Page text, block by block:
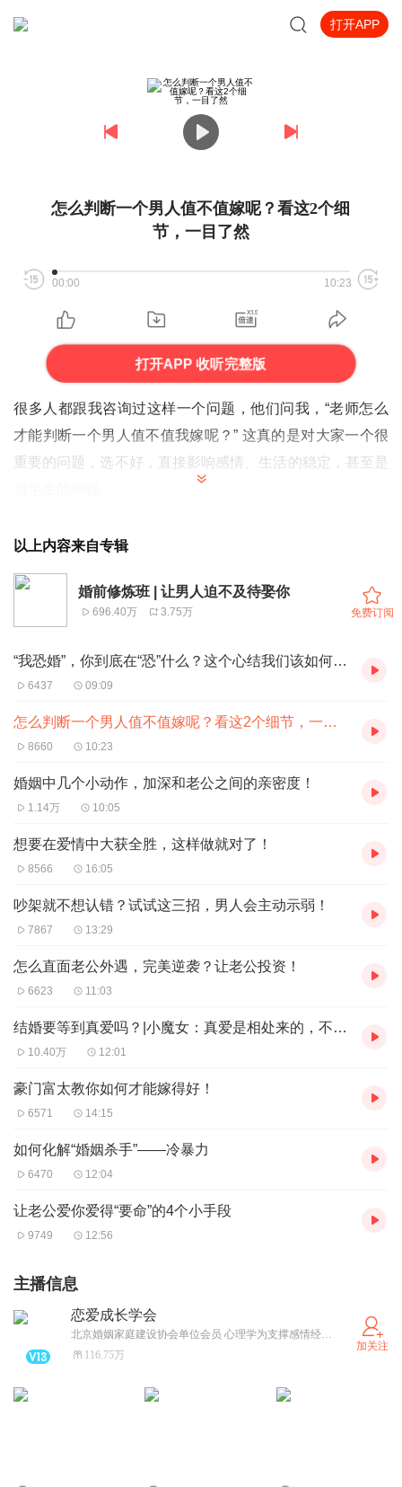
打开APP
怎么判断一个男人值不值嫁呢？看这2个细
节，一目了然
00:00 10:23
打开APP 收听完整版
很多人都跟我咨询过这样一个问题，他们问我，“老师怎么
才能判断一个男人值不值我嫁呢？” 这真的是对大家一个很
重要的问题，选不好，直接影响感情、生活的稳定，甚至是
正在脱单，以及想要结婚的人，也许本期音频，会给你些不
一样的答案。
如果你不知道如何判断，你可以添加我的小助理微信：
lianaichengzhang009
以上内容来自专辑
婚前修炼班 | 让男人迫不及待娶你
696.40万 3.75万 免费订阅
“我恐婚”，你到底在“恐”什么？这个心结我们该如何解开？
6437 09:09
怎么判断一个男人值不值嫁呢？看这2个细节，一目了然
8660 10:23
婚姻中几个小动作，加深和老公之间的亲密度！
1.14万 10:05
想要在爱情中大获全胜，这样做就对了！
8566 16:05
吵架就不想认错？试试这三招，男人会主动示弱！
7867 13:29
怎么直面老公外遇，完美逆袭？让老公投资！
6623 11:03
结婚要等到真爱吗？|小魔女：真爱是相处来的，不是等来的
10.40万 12:01
豪门富太教你如何才能嫁得好！
6571 14:15
如何化解“婚姻杀手”——冷暴力
6470 12:04
让老公爱你爱得“要命”的4个小手段
9749 12:56
主播信息
恋爱成长学会
北京婚姻家庭建设协会单位会员 心理学为支撑感情经营、沟通技巧等内容干货分享；机构2018年接受CCTV2《第一时间》采访、多次接受北京交通广播采访；用专业知识陪你持续成长！著有情感畅销书《排忧解男》、、《完美关系的攻略》、《所谓高情商就是会说话》、《拜拜恋爱脑》、《恋爱读心术》等。
116.75万
加关注